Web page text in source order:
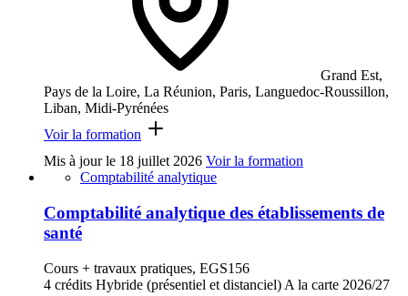
Grand Est,
Pays de la Loire, La Réunion, Paris, Languedoc-Roussillon,
Liban, Midi-Pyrénées
Voir la formation
Mis à jour le 18 juillet 2026 Voir la formation
Comptabilité analytique
Comptabilité analytique des établissements de
santé
Cours + travaux pratiques, EGS156
4 crédits Hybride (présentiel et distanciel) A la carte 2026/27